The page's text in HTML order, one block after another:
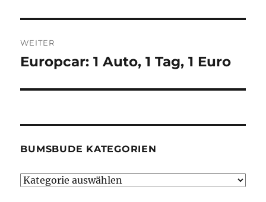
WEITER
Nächster
Europcar: 1 Auto, 1 Tag, 1 Euro
BUMSBUDE KATEGORIEN
Bumsbude